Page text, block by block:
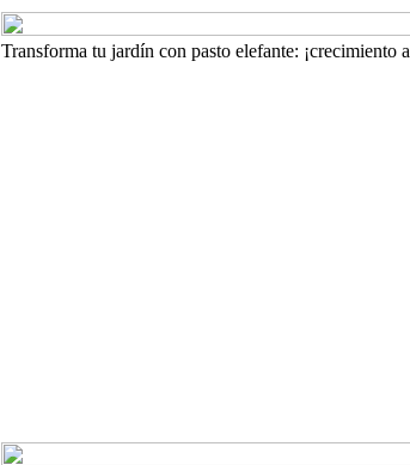
Transforma tu jardín con pasto elefante: ¡crecimiento